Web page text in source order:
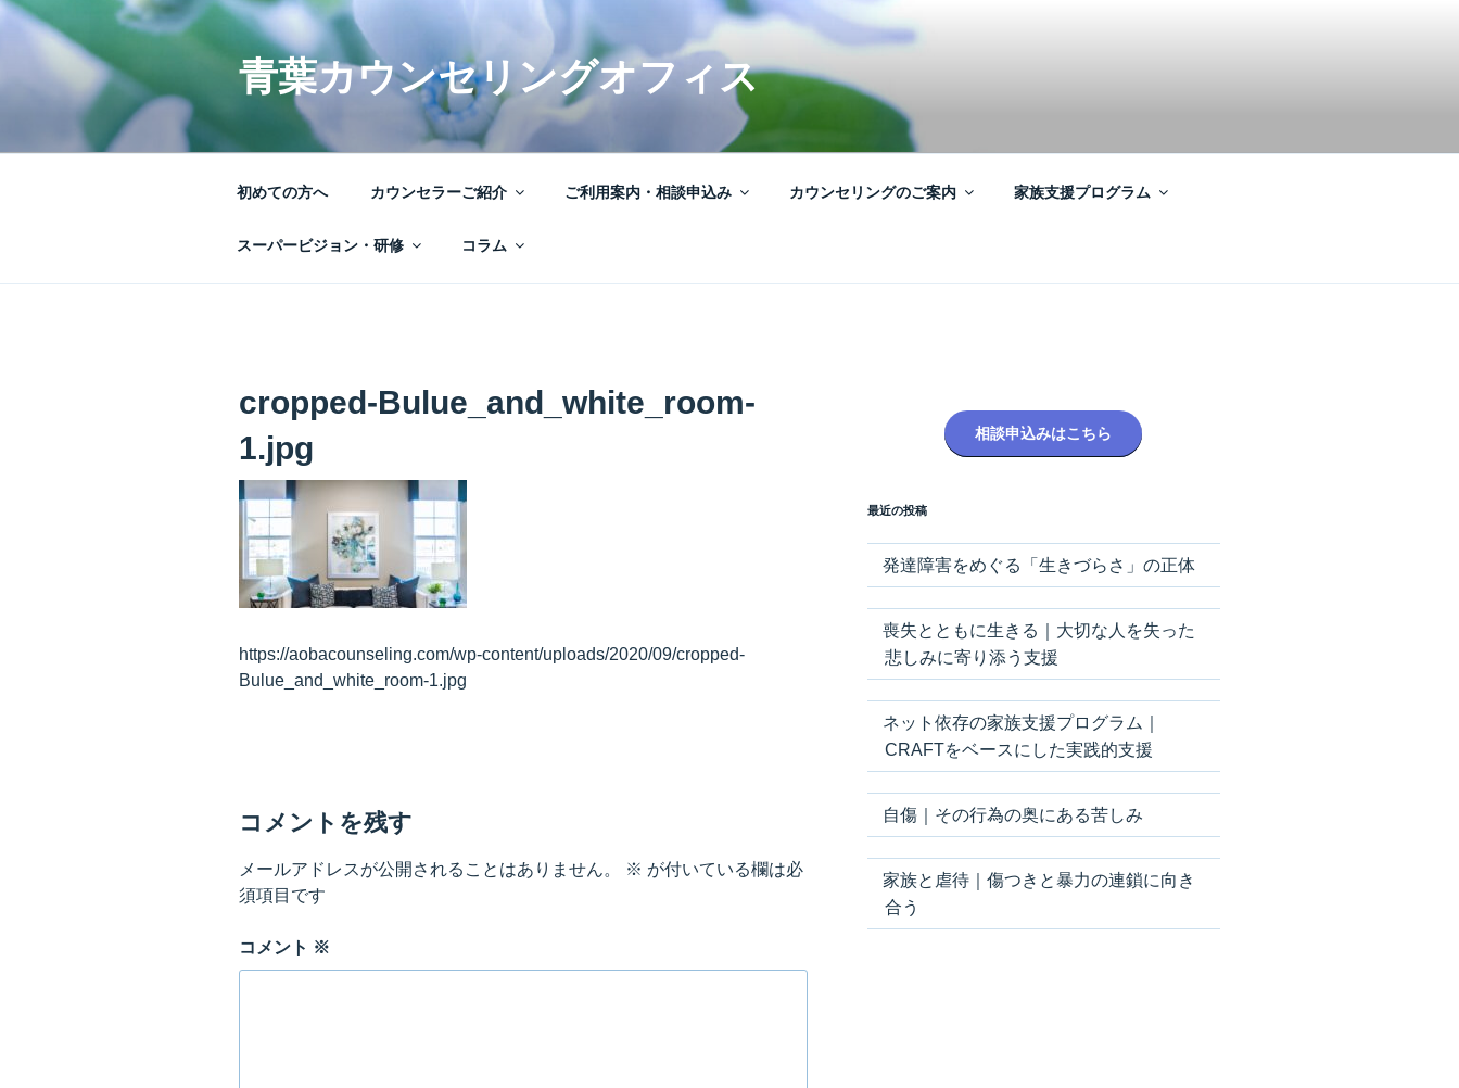
コ
青葉カウンセリングオフィス
初めての方へ カウンセラーご紹介 ご利用案内・相談申込み カウンセリングのご案内 家族支援プログラム
スーパービジョン・研修 コラム
cropped-Bulue_and_white_room-
1.jpg
https://aobacounseling.com/wp-content/uploads/2020/09/cropped-
Bulue_and_white_room-1.jpg
コメントを残す
メールアドレスが公開されることはありません。 ※ が付いている欄は必
須項目です
コメント ※
相談申込みはこちら
最近の投稿
発達障害をめぐる「生きづらさ」の正体
喪失とともに生きる｜大切な人を失った
悲しみに寄り添う支援
ネット依存の家族支援プログラム｜
CRAFTをベースにした実践的支援
自傷｜その行為の奥にある苦しみ
家族と虐待｜傷つきと暴力の連鎖に向き
合う